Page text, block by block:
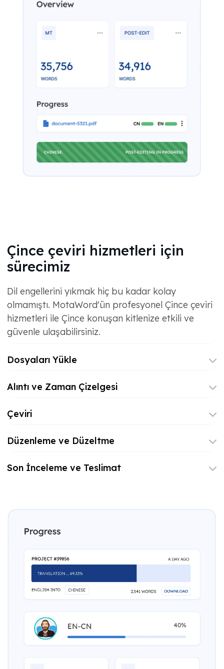
Çince çeviri hizmetleri için
sürecimiz
Dil engellerini yıkmak hiç bu kadar kolay
olmamıştı. MotaWord'ün profesyonel Çince çeviri
hizmetleri ile Çince konuşan kitlenize etkili ve
güvenle ulaşabilirsiniz.
Dosyaları Yükle
Alıntı ve Zaman Çizelgesi
Çeviri
Düzenleme ve Düzeltme
Son İnceleme ve Teslimat